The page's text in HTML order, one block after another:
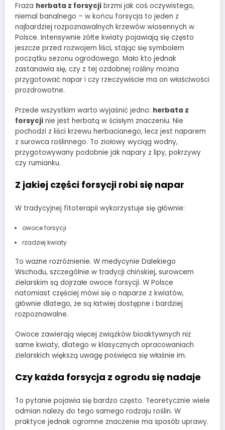
Fraza herbata z forsycji brzmi jak coś oczywistego,
niemal banalnego – w końcu forsycja to jeden z
najbardziej rozpoznawalnych krzewów wiosennych w
Polsce. Intensywnie żółte kwiaty pojawiają się często
jeszcze przed rozwojem liści, stając się symbolem
początku sezonu ogrodowego. Mało kto jednak
zastanawia się, czy z tej ozdobnej rośliny można
przygotować napar i czy rzeczywiście ma on właściwości
prozdrowotne.
Przede wszystkim warto wyjaśnić jedno: herbata z
forsycji nie jest herbatą w ścisłym znaczeniu. Nie
pochodzi z liści krzewu herbacianego, lecz jest naparem
z surowca roślinnego. To ziołowy wyciąg wodny,
przygotowywany podobnie jak napary z lipy, pokrzywy
czy rumianku.
Z jakiej części forsycji robi się napar
W tradycyjnej fitoterapii wykorzystuje się głównie:
owoce forsycji
rzadziej kwiaty
To ważne rozróżnienie. W medycynie Dalekiego
Wschodu, szczególnie w tradycji chińskiej, surowcem
zielarskim są dojrzałe owoce forsycji. W Polsce
natomiast częściej mówi się o naparze z kwiatów,
głównie dlatego, że są łatwiej dostępne i bardziej
rozpoznawalne.
Owoce zawierają więcej związków bioaktywnych niż
same kwiaty, dlatego w klasycznych opracowaniach
zielarskich większą uwagę poświęca się właśnie im.
Czy każda forsycja z ogrodu się nadaje
To pytanie pojawia się bardzo często. Teoretycznie wiele
odmian należy do tego samego rodzaju roślin. W
praktyce jednak ogromne znaczenie ma sposób uprawy.